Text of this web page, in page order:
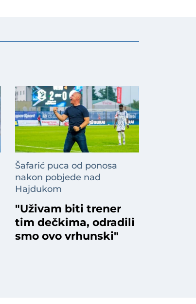
Šafarić puca od ponosa
nakon pobjede nad
Hajdukom
"Uživam biti trener
tim dečkima, odradili
smo ovo vrhunski"